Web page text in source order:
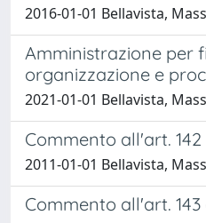
2016-01-01 Bellavista,
Amministrazione per
organizzazione e
2021-01-01 Bellavista,
Commento all'art. 142
2011-01-01 Bellavista,
Commento all'art. 143